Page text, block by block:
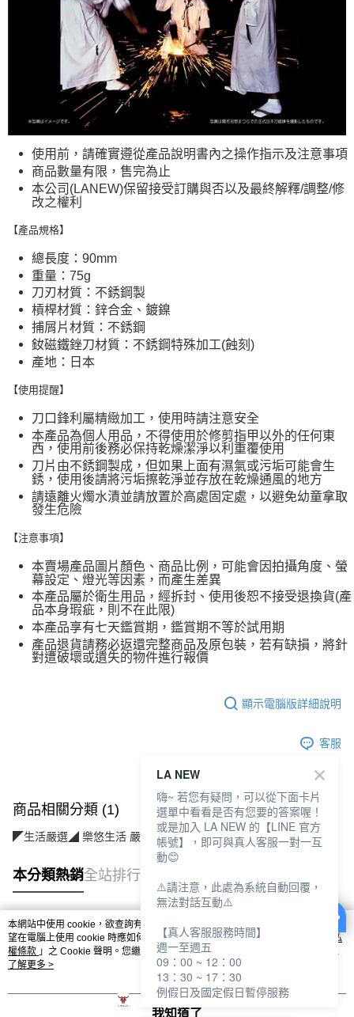
使用前，請確實遵從產品說明書內之操作指示及注意事項
商品數量有限，售完為止
本公司(LANEW)保留接受訂購與否以及最終解釋/調整/修
改之權利
【產品規格】
總長度：90mm
重量：75g
刀刃材質：不銹鋼製
槓桿材質：鋅合金、鍍鎳
捕屑片材質：不銹鋼
釹磁鐵銼刀材質：不銹鋼特殊加工(蝕刻)
產地：日本
【使用提醒】
刀口鋒利屬精緻加工，使用時請注意安全
本產品為個人用品，不得使用於修剪指甲以外的任何東
西，使用前後務必保持乾燥潔淨以利重覆使用
刀片由不銹鋼製成，但如果上面有濕氣或污垢可能會生
銹，使用後請將污垢擦乾淨並存放在乾燥通風的地方
請遠離火燭水漬並請放置於高處固定處，以避免幼童拿取
發生危險
【注意事項】
本賣場產品圖片顏色、商品比例，可能會因拍攝角度、螢
幕設定、燈光等因素，而產生差異
本產品屬於衛生用品，經拆封、使用後恕不接受退換貨(產
品本身瑕疵，則不在此限)
本產品享有七天鑑賞期，鑑賞期不等於試用期
產品退貨請務必返還完整商品及原包裝，若有缺損，將針
對遭破壞或遺失的物件進行報價
顯示電腦版詳細說明
客服
商品相關分類 (1)
◤生活嚴選◢ 樂悠生活 嚴選好物 個人護理(美保/清潔/用品)
本分類熱銷全站排行
熱門標籤
本網站中使用 cookie，欲查詢有關本網站使用 cookie 方式之詳情，及若您不希
望在電腦上使用 cookie 時應如何變更電腦的 cookie 設定，請參閱本網站「
隱私
權條款 」之 Cookie 聲明。您繼續使用本網站即表示您同意本公司得按本網站使
用條款之 Cookie 聲明使用 cookie。
了解更多 >
我知道了
LA NEW
嗨~ 若您有疑問，可以從下面卡片
選單中看看是否有您要的答案喔！
或是加入 LA NEW 的【LINE 官方
帳號】，即可與真人客服一對一互
動😊
⚠️請注意，此處為系統自動回覆，
無法對話互動⚠️
【真人客服服務時間】
週一至週五
09：00 ~ 12：00
13：30 ~ 17：30
例假日及國定假日暫停服務